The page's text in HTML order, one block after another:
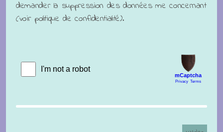
demander la suppression des données me concernant
(voir politique de confidentialité).